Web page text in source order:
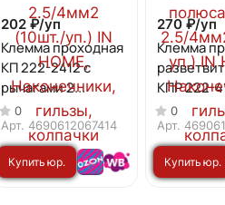
202 ₽/уп
Клемма проходная
КП 222-2412 с
рычагами 2
полюса 0.08-
2.5/4мм2 (10шт./
уп.) IN HOME
0
Арт. 4690612067414
Купить юр.
270 ₽/уп
Клемма
КПР 222-
рычагами
полюса
2.5/4мм2
IN HOME
0
Арт.
Купить юр.